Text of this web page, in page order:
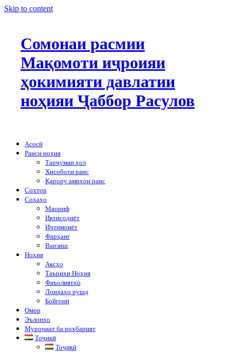
Skip to content
Сомонаи расмии
Мақомоти иҷроияи
ҳокимияти давлатии
ноҳияи Ҷаббор Расулов
Асосӣ
Раиси ноҳия
Тарҷумаи ҳол
Ҳисоботи раис
Қарору амрҳои раис
Сохтор
Соҳаҳо
Маориф
Иқтисодиёт
Иҷтимоиёт
Фарҳанг
Варзиш
Ноҳия
Аксҳо
Таърихи Ноҳия
Фаъолиятҳо
Лоиҳаҳо рушд
Бойгонӣ
Омор
Эълонҳо
Муроҷиат ба роҳбарият
Тоҷикӣ
Тоҷикӣ